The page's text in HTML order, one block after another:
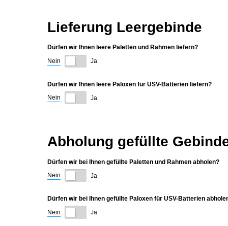
Lieferung Leergebinde
Dürfen wir Ihnen leere Paletten und Rahmen liefern?
Nein
Ja
Dürfen wir Ihnen leere Paloxen für USV-Batterien liefern?
Nein
Ja
Abholung gefüllte
Dürfen wir bei Ihnen gefüllte Paletten und Rahmen abholen?
Nein
Ja
Dürfen wir bei Ihnen gefüllte Paloxen für USV-Batterien
Nein
Ja